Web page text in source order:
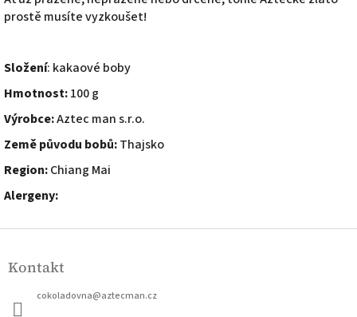
prostě musíte vyzkoušet!
Složení: kakaové boby
Hmotnost:100 g
Výrobce:Aztec man s.r.o.
Země původu bobů:Thajsko
Region:Chiang Mai
Alergeny:
pKontakt
cokoladovna@aztecman.cz